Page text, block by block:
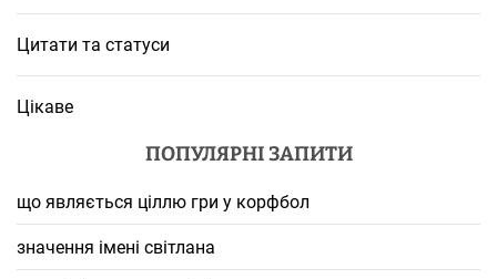
Цитати та статуси
Цікаве
ПОПУЛЯРНІ ЗАПИТИ
що являється ціллю гри у корфбол
значення імені світлана